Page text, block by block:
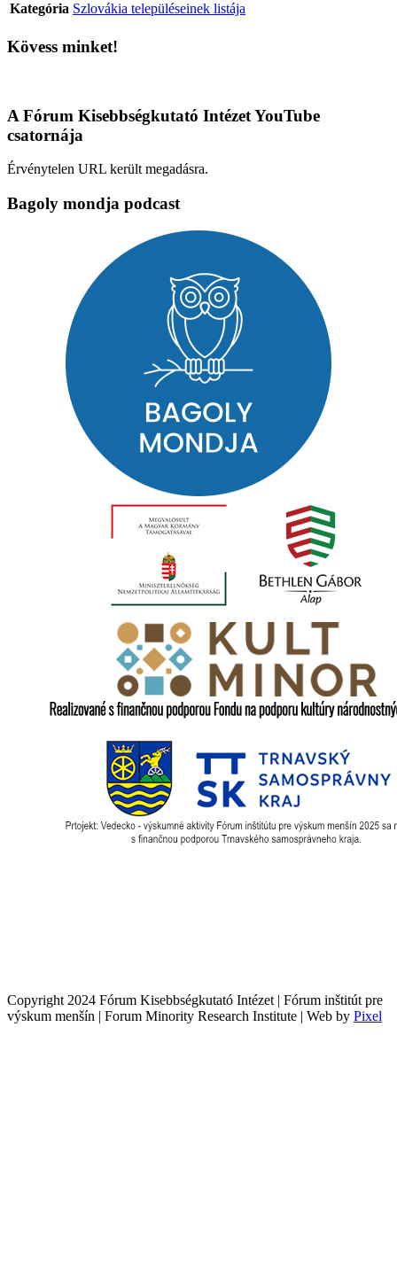
Kategória Szlovákia településeinek listája
Kövess minket!
A Fórum Kisebbségkutató Intézet YouTube
csatornája
Érvénytelen URL került megadásra.
Bagoly mondja podcast
Copyright 2024 Fórum Kisebbségkutató Intézet | Fórum inštitút pre
výskum menšín | Forum Minority Research Institute | Web by Pixel